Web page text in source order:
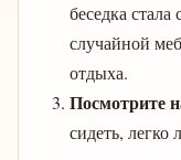
беседка
случайной
отдыха.
Посмотрите
сидеть, легко